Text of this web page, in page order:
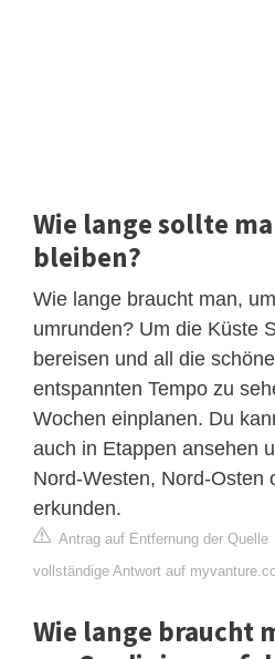
Wie lange sollte
bleiben?
Wie lange braucht man,
umrunden? Um die Küste
bereisen und all die
entspannten Tempo zu
Wochen einplanen. Du
auch in Etappen ansehen
Nord-Westen, Nord-Osten
erkunden.
Antrag auf Entfernung der Quelle
vollständige Antwort auf
Wie lange braucht